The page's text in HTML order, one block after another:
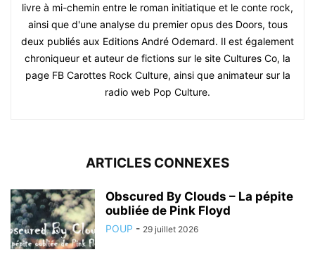
livre à mi-chemin entre le roman initiatique et le conte rock,
ainsi que d'une analyse du premier opus des Doors, tous
deux publiés aux Editions André Odemard. Il est également
chroniqueur et auteur de fictions sur le site Cultures Co, la
page FB Carottes Rock Culture, ainsi que animateur sur la
radio web Pop Culture.
ARTICLES CONNEXES
Obscured By Clouds – La pépite
oubliée de Pink Floyd
POUP - 29 juillet 2026